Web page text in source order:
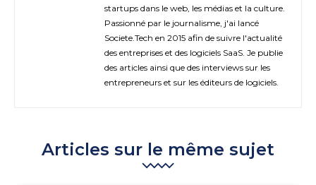
startups dans le web, les médias et la culture.
Passionné par le journalisme, j'ai lancé
Societe.Tech en 2015 afin de suivre l'actualité
des entreprises et des logiciels SaaS. Je publie
des articles ainsi que des interviews sur les
entrepreneurs et sur les éditeurs de logiciels.
Articles sur le même sujet